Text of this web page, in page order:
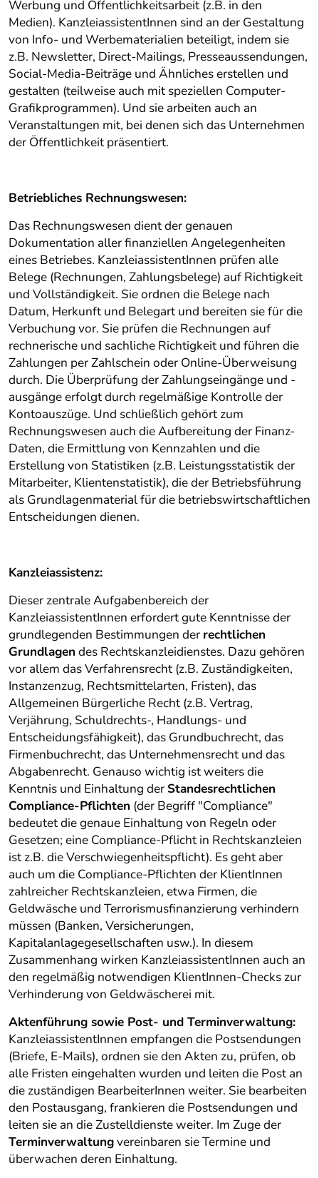
Werbung und Öffentlichkeitsarbeit (z.B. in den
Medien). KanzleiassistentInnen sind an der Gestaltung
von Info- und Werbematerialien beteiligt, indem sie
z.B. Newsletter, Direct-Mailings, Presseaussendungen,
Social-Media-Beiträge und Ähnliches erstellen und
gestalten (teilweise auch mit speziellen Computer-
Grafikprogrammen). Und sie arbeiten auch an
Veranstaltungen mit, bei denen sich das Unternehmen
der Öffentlichkeit präsentiert.
Betriebliches Rechnungswesen:
Das Rechnungswesen dient der genauen
Dokumentation aller finanziellen Angelegenheiten
eines Betriebes. KanzleiassistentInnen prüfen alle
Belege (Rechnungen, Zahlungsbelege) auf Richtigkeit
und Vollständigkeit. Sie ordnen die Belege nach
Datum, Herkunft und Belegart und bereiten sie für die
Verbuchung vor. Sie prüfen die Rechnungen auf
rechnerische und sachliche Richtigkeit und führen die
Zahlungen per Zahlschein oder Online-Überweisung
durch. Die Überprüfung der Zahlungseingänge und -
ausgänge erfolgt durch regelmäßige Kontrolle der
Kontoauszüge. Und schließlich gehört zum
Rechnungswesen auch die Aufbereitung der Finanz-
Daten, die Ermittlung von Kennzahlen und die
Erstellung von Statistiken (z.B. Leistungsstatistik der
Mitarbeiter, Klientenstatistik), die der Betriebsführung
als Grundlagenmaterial für die betriebswirtschaftlichen
Entscheidungen dienen.
Kanzleiassistenz:
Dieser zentrale Aufgabenbereich der
KanzleiassistentInnen erfordert gute Kenntnisse der
grundlegenden Bestimmungen der rechtlichen
Grundlagen des Rechtskanzleidienstes. Dazu gehören
vor allem das Verfahrensrecht (z.B. Zuständigkeiten,
Instanzenzug, Rechtsmittelarten, Fristen), das
Allgemeinen Bürgerliche Recht (z.B. Vertrag,
Verjährung, Schuldrechts-, Handlungs- und
Entscheidungsfähigkeit), das Grundbuchrecht, das
Firmenbuchrecht, das Unternehmensrecht und das
Abgabenrecht. Genauso wichtig ist weiters die
Kenntnis und Einhaltung der Standesrechtlichen
Compliance-Pflichten (der Begriff "Compliance"
bedeutet die genaue Einhaltung von Regeln oder
Gesetzen; eine Compliance-Pflicht in Rechtskanzleien
ist z.B. die Verschwiegenheitspflicht). Es geht aber
auch um die Compliance-Pflichten der KlientInnen
zahlreicher Rechtskanzleien, etwa Firmen, die
Geldwäsche und Terrorismusfinanzierung verhindern
müssen (Banken, Versicherungen,
Kapitalanlagegesellschaften usw.). In diesem
Zusammenhang wirken KanzleiassistentInnen auch an
den regelmäßig notwendigen KlientInnen-Checks zur
Verhinderung von Geldwäscherei mit.
Aktenführung sowie Post- und Terminverwaltung:
KanzleiassistentInnen empfangen die Postsendungen
(Briefe, E-Mails), ordnen sie den Akten zu, prüfen, ob
alle Fristen eingehalten wurden und leiten die Post an
die zuständigen BearbeiterInnen weiter. Sie bearbeiten
den Postausgang, frankieren die Postsendungen und
leiten sie an die Zustelldienste weiter. Im Zuge der
Terminverwaltungvereinbaren sie Termine und
überwachen deren Einhaltung.